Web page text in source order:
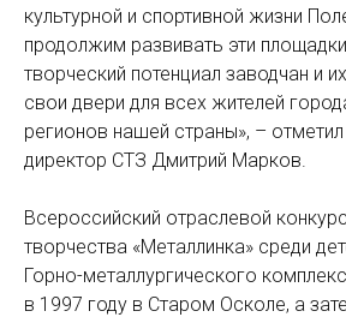
культурной и спортивной жизни
продолжим развивать эти
творческий потенциал заводчан и
свои двери для всех жителей
регионов нашей страны», –
директор СТЗ Дмитрий Марков.
Всероссийский отраслевой
творчества «Металлинка» среди
Горно-металлургического
в 1997 году в Старом Осколе, а